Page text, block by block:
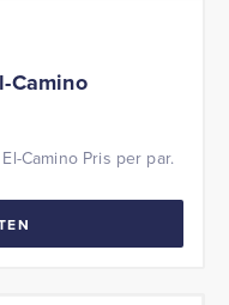
Camino
Camino Pris per par.